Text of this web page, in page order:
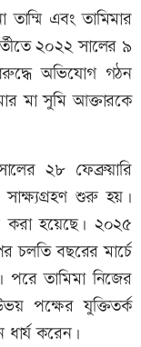
তাম্মি এবং তামিমার
২০২২ সালের ৯
অভিযোগ গঠন
মা সুমি আক্তারকে
২৮ ফেব্রুয়ারি
শুরু হয়।
করা হয়েছে। ২০২৫
চলতি বছরের মার্চে
তামিমা নিজের
পক্ষের যুক্তিতর্ক
করেন।